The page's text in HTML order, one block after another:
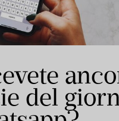
del